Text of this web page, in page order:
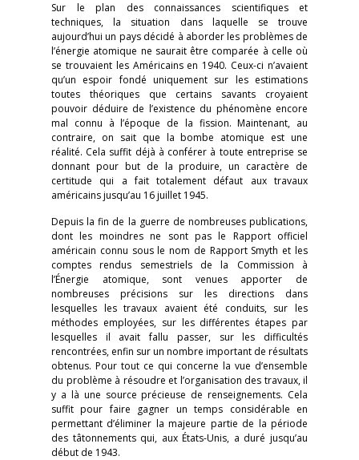
Sur le plan des connaissances scientifiques et
techniques, la situation dans laquelle se trouve
aujourd’hui un pays décidé à aborder les problèmes de
l’énergie atomique ne saurait être comparée à celle où
se trouvaient les Américains en 1940. Ceux-ci n’avaient
qu’un espoir fondé uniquement sur les estimations
toutes théoriques que certains savants croyaient
pouvoir déduire de l’existence du phénomène encore
mal connu à l’époque de la fission. Maintenant, au
contraire, on sait que la bombe atomique est une
réalité. Cela suffit déjà à conférer à toute entreprise se
donnant pour but de la produire, un caractère de
certitude qui a fait totalement défaut aux travaux
américains jusqu’au 16 juillet 1945.
Depuis la fin de la guerre de nombreuses publications,
dont les moindres ne sont pas le Rapport officiel
américain connu sous le nom de Rapport Smyth et les
comptes rendus semestriels de la Commission à
l’Énergie atomique, sont venues apporter de
nombreuses précisions sur les directions dans
lesquelles les travaux avaient été conduits, sur les
méthodes employées, sur les différentes étapes par
lesquelles il avait fallu passer, sur les difficultés
rencontrées, enfin sur un nombre important de résultats
obtenus. Pour tout ce qui concerne la vue d’ensemble
du problème à résoudre et l’organisation des travaux, il
y a là une source précieuse de renseignements. Cela
suffit pour faire gagner un temps considérable en
permettant d’éliminer la majeure partie de la période
des tâtonnements qui, aux États-Unis, a duré jusqu’au
début de 1943.